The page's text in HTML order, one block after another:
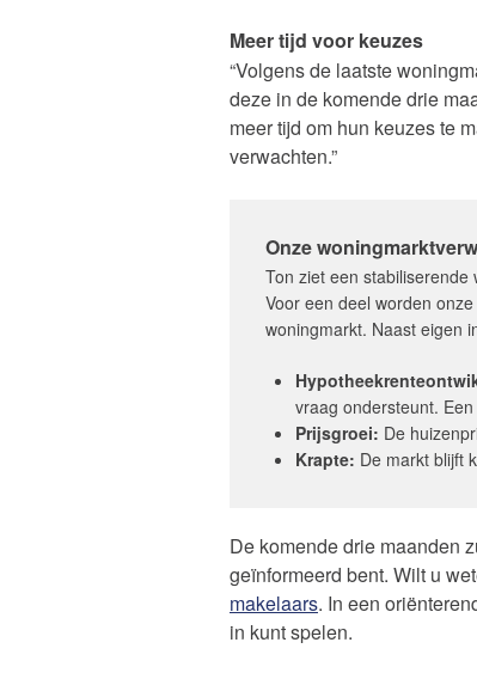
Meer tijd voor keuzes
“Volgens de laatste
deze in de komende drie
meer tijd om hun keuzes te
verwachten.”
Onze
Ton ziet een
Voor een deel worden
woningmarkt. Naast eigen
vraag ondersteunt.
Prijsgroei: De
Krapte: De markt blijft
De komende drie maanden
geïnformeerd bent. Wilt u
makelaars. In een
in kunt spelen.